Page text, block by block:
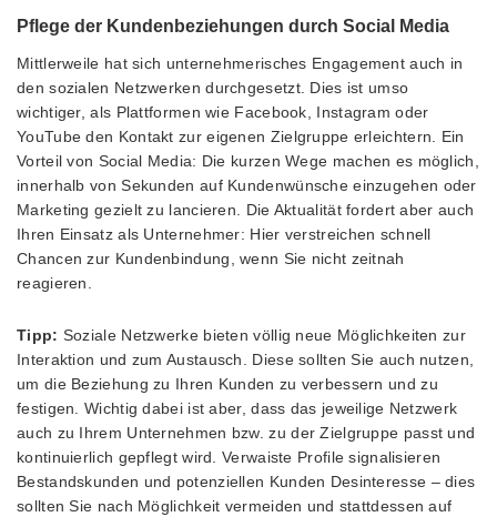
Pflege der Kundenbeziehungen durch Social Media
Mittlerweile hat sich unternehmerisches Engagement auch in
den sozialen Netzwerken durchgesetzt. Dies ist umso
wichtiger, als Plattformen wie Facebook, Instagram oder
YouTube den Kontakt zur eigenen Zielgruppe erleichtern. Ein
Vorteil von Social Media: Die kurzen Wege machen es möglich,
innerhalb von Sekunden auf Kundenwünsche einzugehen oder
Marketing gezielt zu lancieren. Die Aktualität fordert aber auch
Ihren Einsatz als Unternehmer: Hier verstreichen schnell
Chancen zur Kundenbindung, wenn Sie nicht zeitnah
reagieren.
Tipp: Soziale Netzwerke bieten völlig neue Möglichkeiten zur
Interaktion und zum Austausch. Diese sollten Sie auch nutzen,
um die Beziehung zu Ihren Kunden zu verbessern und zu
festigen. Wichtig dabei ist aber, dass das jeweilige Netzwerk
auch zu Ihrem Unternehmen bzw. zu der Zielgruppe passt und
kontinuierlich gepflegt wird. Verwaiste Profile signalisieren
Bestandskunden und potenziellen Kunden Desinteresse – dies
sollten Sie nach Möglichkeit vermeiden und stattdessen auf